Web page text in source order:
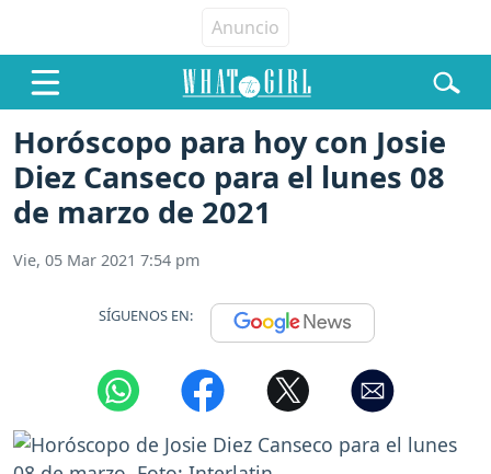
Horóscopo para hoy con Josie
Diez Canseco para el lunes 08
de marzo de 2021
Vie, 05 Mar 2021 7:54 pm
SÍGUENOS EN: